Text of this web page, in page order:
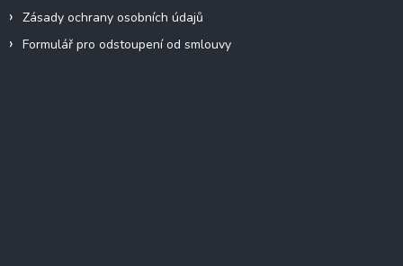
Zásady ochrany osobních údajů
Formulář pro odstoupení od smlouvy